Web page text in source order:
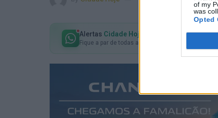
of my
was
Opted
Alertas Cidade Hoje no seu WhatsApp
Fique a par de todas as notícias em primeira mão!